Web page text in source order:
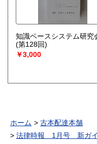
知識ベースシステム研究
(第128回)
￥3,000
ホーム
古本配達本舗
法律時報 1月号 新ガイ